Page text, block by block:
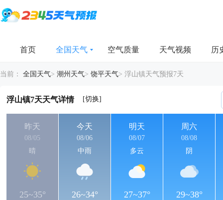
首页 全国天气 空气质量 天气视频 历
当前： 全国天气> 潮州天气> 饶平天气> 浮山镇天气预报7天
浮山镇7天天气详情 [切换]
昨天
08/05
晴
25~35°
今天
08/06
中雨
26~34°
明天
08/07
多云
27~37°
周六
08/08
阴
29~38°